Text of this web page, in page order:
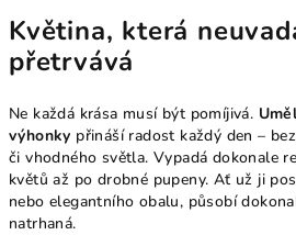
Květina, která
přetrvává
Ne každá krása musí být pomíjivá.
výhonky přináší radost každý den –
či vhodného světla. Vypadá dokonale
květů až po drobné pupeny. Ať už ji
nebo elegantního obalu, působí
natrhaná.